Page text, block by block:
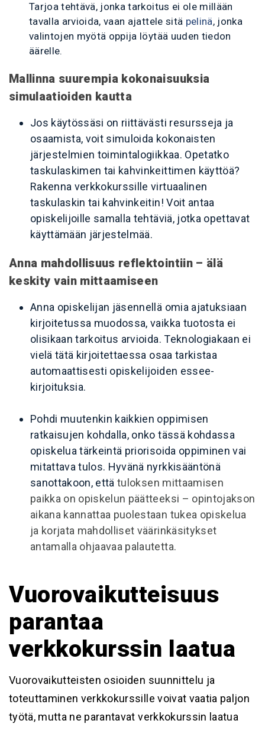
Tarjoa tehtävä, jonka tarkoitus ei ole millään
tavalla arvioida, vaan ajattele sitä pelinä, jonka
valintojen myötä oppija löytää uuden tiedon
äärelle.
Mallinna suurempia kokonaisuuksia
simulaatioiden kautta
Jos käytössäsi on riittävästi resursseja ja
osaamista, voit simuloida kokonaisten
järjestelmien toimintalogiikkaa. Opetatko
taskulaskimen tai kahvinkeittimen käyttöä?
Rakenna verkkokurssille virtuaalinen
taskulaskin tai kahvinkeitin! Voit antaa
opiskelijoille samalla tehtäviä, jotka opettavat
käyttämään järjestelmää.
Anna mahdollisuus reflektointiin – älä
keskity vain mittaamiseen
Anna opiskelijan jäsennellä omia ajatuksiaan
kirjoitetussa muodossa, vaikka tuotosta ei
olisikaan tarkoitus arvioida. Teknologiakaan ei
vielä tätä kirjoitettaessa osaa tarkistaa
automaattisesti opiskelijoiden essee-
kirjoituksia.
Pohdi muutenkin kaikkien oppimisen
ratkaisujen kohdalla, onko tässä kohdassa
opiskelua tärkeintä priorisoida oppiminen vai
mitattava tulos. Hyvänä nyrkkisääntönä
sanottakoon, ettätuloksen mittaamisen
paikka on opiskelun päätteeksi – opintojakson
aikana kannattaa puolestaan tukea opiskelua
ja korjata mahdolliset väärinkäsitykset
antamalla ohjaavaa palautetta.
Vuorovaikutteisuus
parantaa
verkkokurssin laatua
Vuorovaikutteisten osioiden suunnittelu ja
toteuttaminen verkkokurssille voivat vaatia paljon
työtä, mutta ne parantavat verkkokurssin laatua